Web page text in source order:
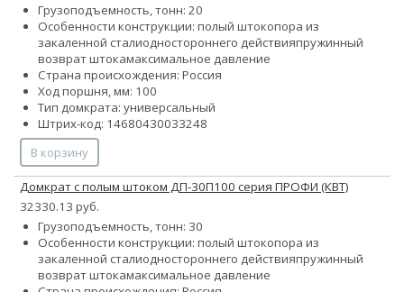
Грузоподъемность, тонн: 20
Особенности конструкции: полый штокопора из
закаленной сталиодностороннего действияпружинный
возврат штокамаксимальное давление
Страна происхождения: Россия
Ход поршня, мм: 100
Тип домкрата: универсальный
Штрих-код: 14680430033248
В корзину
Домкрат с полым штоком ДП-30П100 серия ПРОФИ (КВТ)
32330.13 руб.
Грузоподъемность, тонн: 30
Особенности конструкции: полый штокопора из
закаленной сталиодностороннего действияпружинный
возврат штокамаксимальное давление